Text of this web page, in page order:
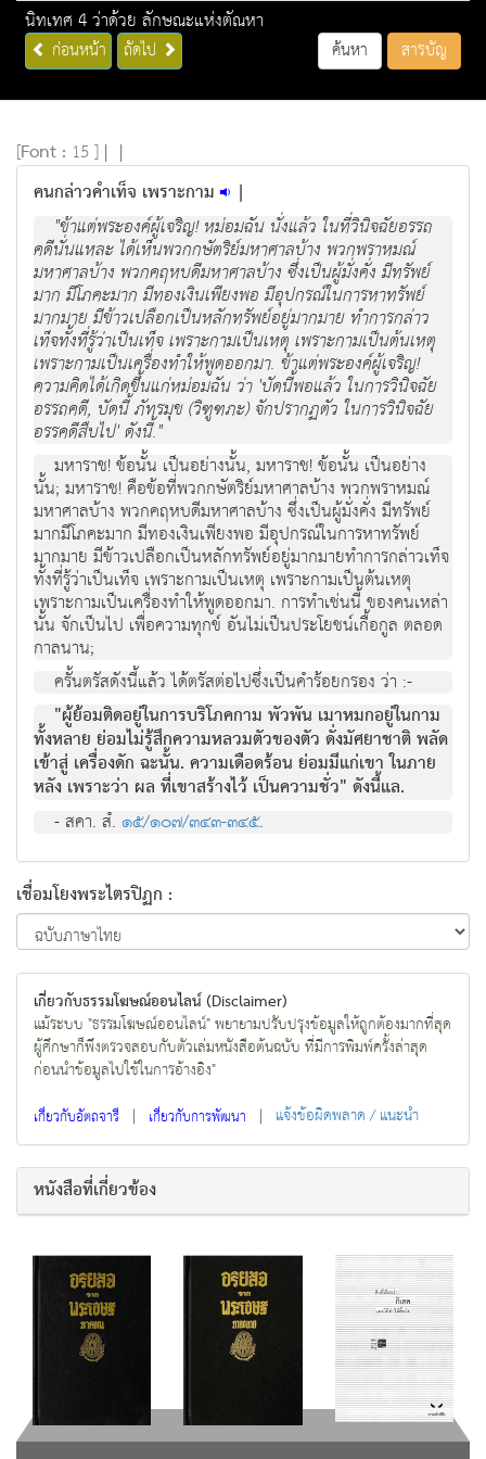
นิทเทศ 4 ว่าด้วย ลักษณะแห่งตัณหา
ก่อนหน้า ถัดไป ค้นหา สารบัญ
[Font : 15 ] | |
คนกล่าวคำเท็จ เพราะกาม |
"ข้าแต่พระองค์ผู้เจริญ! หม่อมฉัน นั่งแล้ว ในที่วินิจฉัยอรรถ
คดีนั่นแหละ ได้เห็นพวกกษัตริย์มหาศาลบ้าง พวกพราหมณ์
มหาศาลบ้าง พวกคฤหบดีมหาศาลบ้าง ซึ่งเป็นผู้มั่งคั่ง มีทรัพย์
มาก มีโภคะมาก มีทองเงินเพียงพอ มีอุปกรณ์ในการหาทรัพย์
มากมาย มีข้าวเปลือกเป็นหลักทรัพย์อยู่มากมาย ทำการกล่าว
เท็จทั้งที่รู้ว่าเป็นเท็จ เพราะกามเป็นเหตุ เพราะกามเป็นต้นเหตุ
เพราะกามเป็นเครื่องทำให้พูดออกมา. ข้าแต่พระองค์ผู้เจริญ!
ความคิดได้เกิดขึ้นแก่หม่อมฉัน ว่า 'บัดนี้พอแล้ว ในการวินิจฉัย
อรรถคดี, บัดนี้ ภัทรมุข (วิฑูฑภะ) จักปรากฏตัว ในการวินิจฉัย
อรรคดีสืบไป' ดังนี้."
มหาราช! ข้อนั้น เป็นอย่างนั้น, มหาราช! ข้อนั้น เป็นอย่าง
นั้น; มหาราช! คือข้อที่พวกกษัตริย์มหาศาลบ้าง พวกพราหมณ์
มหาศาลบ้าง พวกคฤหบดีมหาศาลบ้าง ซึ่งเป็นผู้มั่งคั่ง มีทรัพย์
มากมีโภคะมาก มีทองเงินเพียงพอ มีอุปกรณ์ในการหาทรัพย์
มากมาย มีข้าวเปลือกเป็นหลักทรัพย์อยู่มากมายทำการกล่าวเท็จ
ทั้งที่รู้ว่าเป็นเท็จ เพราะกามเป็นเหตุ เพราะกามเป็นต้นเหตุ
เพราะกามเป็นเครื่องทำให้พูดออกมา. การทำเช่นนี้ ของคนเหล่า
นั้น จักเป็นไป เพื่อความทุกข์ อันไม่เป็นประโยชน์เกื้อกูล ตลอด
กาลนาน;
ครั้นตรัสดังนี้แล้ว ได้ตรัสต่อไปซึ่งเป็นคำร้อยกรอง ว่า :-
"ผู้ย้อมติดอยู่ในการบริโภคกาม พัวพัน เมาหมกอยู่ในกาม
ทั้งหลาย ย่อมไม่รู้สึกความหลวมตัวของตัว ดั่งมัศยาชาติ พลัด
เข้าสู่ เครื่องดัก ฉะนั้น. ความเดือดร้อน ย่อมมีแก่เขา ในภาย
หลัง เพราะว่า ผล ที่เขาสร้างไว้ เป็นความชั่ว" ดังนี้แล.
- สคา. สํ.๑๕/๑๐๗/๓๔๓-๓๔๕.
เชื่อมโยงพระไตรปิฏก :
เกี่ยวกับธรรมโฆษณ์ออนไลน์ (Disclaimer)
แม้ระบบ "ธรรมโฆษณ์ออนไลน์" พยายามปรับปรุงข้อมูลให้ถูกต้องมากที่สุด
ผู้ศึกษาก็พึงตรวจสอบกับตัวเล่มหนังสือต้นฉบับ ที่มีการพิมพ์ครั้งล่าสุด
ก่อนนำข้อมูลไปใช้ในการอ้างอิง"
เกี่ยวกับอัตถจารี | เกี่ยวกับการพัฒนา | แจ้งข้อผิดพลาด / แนะนำ
หนังสือที่เกี่ยวข้อง